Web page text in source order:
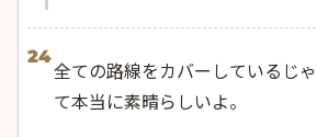
24
全ての路線をカバーしているじ
て本当に素晴らしいよ。